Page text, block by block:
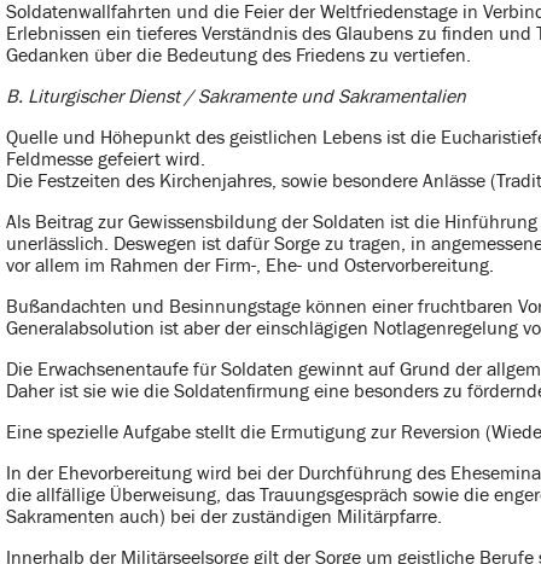
Soldatenwallfahrten und die Feier der Weltfriedenstage in
Erlebnissen ein tieferes Verständnis des Glaubens zu finden
Gedanken über die Bedeutung des Friedens zu vertiefen.
B. Liturgischer Dienst / Sakramente und Sakramentalien
Quelle und Höhepunkt des geistlichen Lebens ist die
Feldmesse gefeiert wird.
Die Festzeiten des Kirchenjahres, sowie besondere Anlässe
Als Beitrag zur Gewissensbildung der Soldaten ist die
unerlässlich. Deswegen ist dafür Sorge zu tragen, in
vor allem im Rahmen der Firm-, Ehe- und Ostervorbereitung.
Bußandachten und Besinnungstage können einer fruchtbaren
Generalabsolution ist aber der einschlägigen Notlagenregelung
Die Erwachsenentaufe für Soldaten gewinnt auf Grund der
Daher ist sie wie die Soldatenfirmung eine besonders zu
Eine spezielle Aufgabe stellt die Ermutigung zur Reversion
In der Ehevorbereitung wird bei der Durchführung des
die allfällige Überweisung, das Trauungsgespräch sowie die
Sakramenten auch) bei der zuständigen Militärpfarre.
Innerhalb der Militärseelsorge gilt der Sorge um geistliche